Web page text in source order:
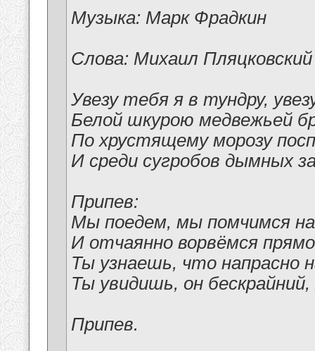
Музыка: Марк Фрадкин
Слова: Михаил Пляцковский
Увезу тебя я в тундру,
Белой шкурою медвежьей
По хрустящему морозу
И среди сугробов дымных
Припев:
Мы поедем, мы помчимся
И отчаянно ворвёмся
Ты узнаешь, что напрасно
Ты увидишь, он
Припев.